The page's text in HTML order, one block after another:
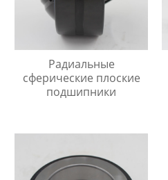
Радиальные
сферические плоские
подшипники